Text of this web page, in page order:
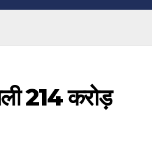
214 करोड़